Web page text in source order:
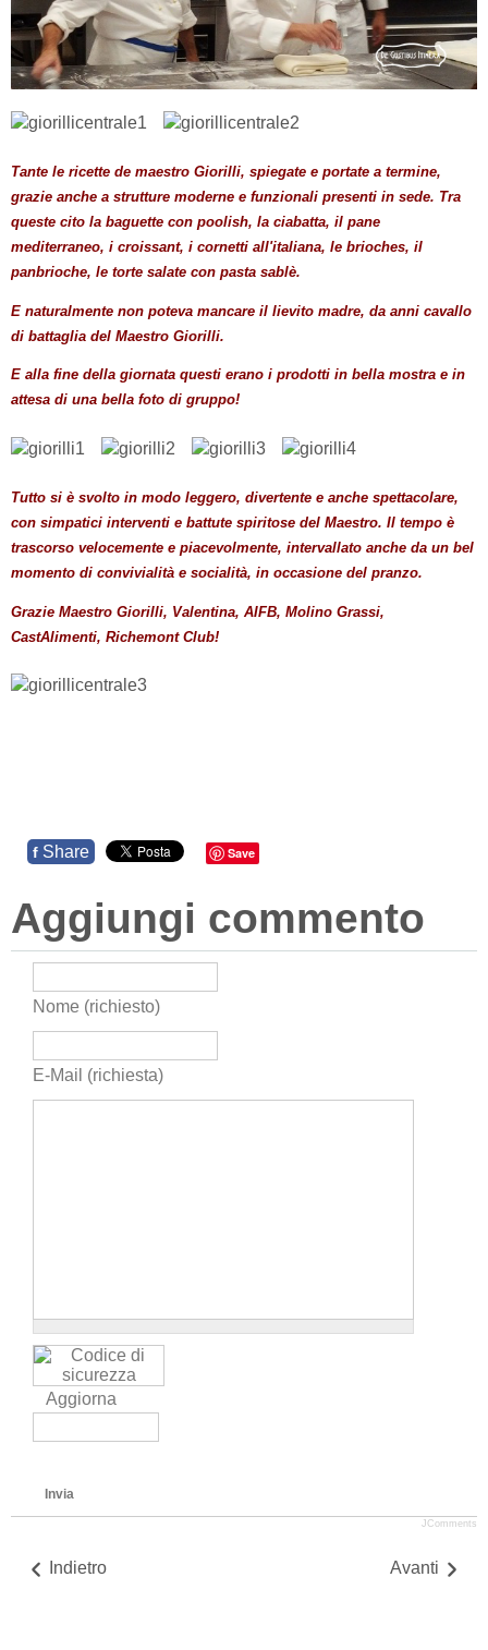
Tante le ricette de maestro Giorilli, spiegate e portate a termine,
grazie anche a strutture moderne e funzionali presenti in sede. Tra
queste cito la baguette con poolish, la ciabatta, il pane
mediterraneo, i croissant, i cornetti all'italiana, le brioches, il
panbrioche, le torte salate con pasta sablè.
E naturalmente non poteva mancare il lievito madre, da anni cavallo
di battaglia del Maestro Giorilli.
E alla fine della giornata questi erano i prodotti in bella mostra e in
attesa di una bella foto di gruppo!
Tutto si è svolto in modo leggero, divertente e anche spettacolare,
con simpatici interventi e battute spiritose del Maestro. Il tempo è
trascorso velocemente e piacevolmente, intervallato anche da un bel
momento di convivialità e socialità, in occasione del pranzo.
Grazie Maestro Giorilli, Valentina, AIFB, Molino Grassi,
CastAlimenti, Richemont Club!
f Share Save
Aggiungi commento
Nome (richiesto)
E-Mail (richiesta)
Aggiorna
Invia
JComments
Indietro Avanti